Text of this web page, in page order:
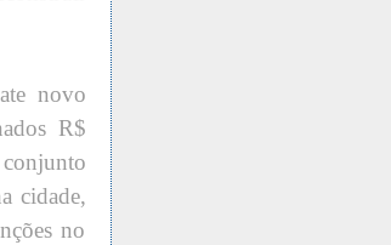
novo
R$
cidade,
no